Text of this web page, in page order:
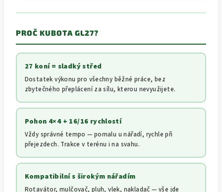
PROČ KUBOTA GL27?
27 koní = sladký střed
Dostatek výkonu pro všechny běžné práce, bez
zbytečného přeplácení za sílu, kterou nevyužijete.
Pohon 4×4 + 16/16 rychlostí
Vždy správné tempo — pomalu u nářadí, rychle při
přejezdech. Trakce v terénu i na svahu.
Kompatibilní s širokým nářadím
Rotavátor, mulčovač, pluh, vlek, nakladač — vše jde